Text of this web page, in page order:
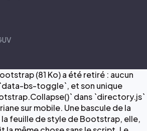
(81 Ko) a été retiré : aucun
bs-toggle`, et son unique
dans `directory.js`
sur mobile. Une bascule de la
feuille de style de Bootstrap, elle,